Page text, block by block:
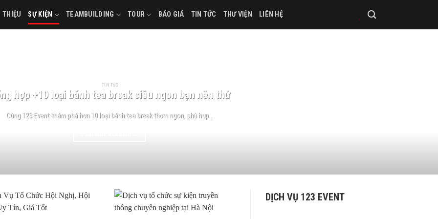
THIỆU SỰ KIỆN TEAMBUILDING TOUR BÁO GIÁ TIN TỨC THƯ VIỆN LIÊN HỆ
TIN TỨC
hợp +10 loại bánh tea break siêu ngon bạn nên thử
Cùng 123 Event khám phá hơn 10 loại bánh tea break thơm ngon, phù hợp...
DỊCH VỤ 123 EVENT